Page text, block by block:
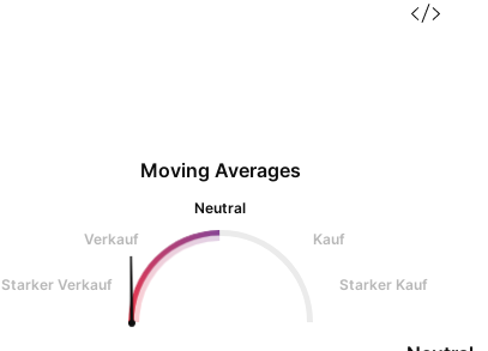
Moving Averages
Neutral
Verkauf
Kauf
Starker Verkauf Starker Kauf